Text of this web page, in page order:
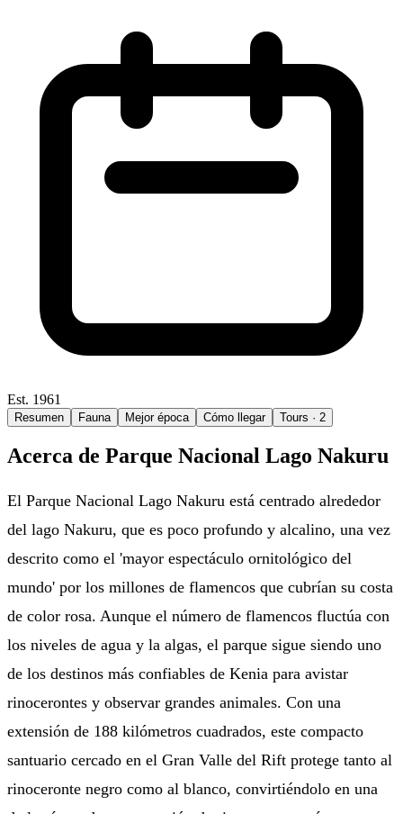
Est. 1961
Resumen Fauna Mejor época Cómo llegar Tours · 2
Acerca de Parque Nacional Lago Nakuru
El Parque Nacional Lago Nakuru está centrado alrededor
del lago Nakuru, que es poco profundo y alcalino, una vez
descrito como el 'mayor espectáculo ornitológico del
mundo' por los millones de flamencos que cubrían su costa
de color rosa. Aunque el número de flamencos fluctúa con
los niveles de agua y la algas, el parque sigue siendo uno
de los destinos más confiables de Kenia para avistar
rinocerontes y observar grandes animales. Con una
extensión de 188 kilómetros cuadrados, este compacto
santuario cercado en el Gran Valle del Rift protege tanto al
rinoceronte negro como al blanco, convirtiéndolo en una